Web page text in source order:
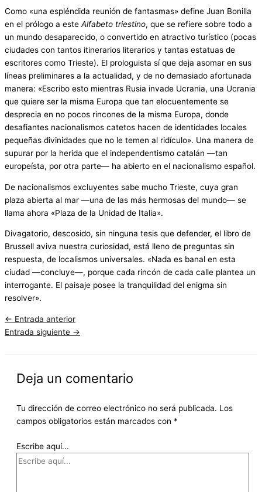
Como «una espléndida reunión de fantasmas» define Juan Bonilla
en el prólogo a este Alfabeto triestino, que se refiere sobre todo a
un mundo desaparecido, o convertido en atractivo turístico (pocas
ciudades con tantos itinerarios literarios y tantas estatuas de
escritores como Trieste). El prologuista sí que deja asomar en sus
líneas preliminares a la actualidad, y de no demasiado afortunada
manera: «Escribo esto mientras Rusia invade Ucrania, una Ucrania
que quiere ser la misma Europa que tan elocuentemente se
desprecia en no pocos rincones de la misma Europa, donde
desafiantes nacionalismos catetos hacen de identidades locales
pequeñas divinidades que no le temen al ridículo». Una manera de
supurar por la herida que el independentismo catalán —tan
europeísta, por otra parte— ha abierto en el nacionalismo español.
De nacionalismos excluyentes sabe mucho Trieste, cuya gran
plaza abierta al mar —una de las más hermosas del mundo— se
llama ahora «Plaza de la Unidad de Italia».
Divagatorio, descosido, sin ninguna tesis que defender, el libro de
Brussell aviva nuestra curiosidad, está lleno de preguntas sin
respuesta, de localismos universales. «Nada es banal en esta
ciudad —concluye—, porque cada rincón de cada calle plantea un
interrogante. El paisaje posee la tranquilidad del enigma sin
resolver».
← Entrada anterior
Entrada siguiente →
Deja un comentario
Tu dirección de correo electrónico no será publicada. Los
campos obligatorios están marcados con *
Escribe aquí...